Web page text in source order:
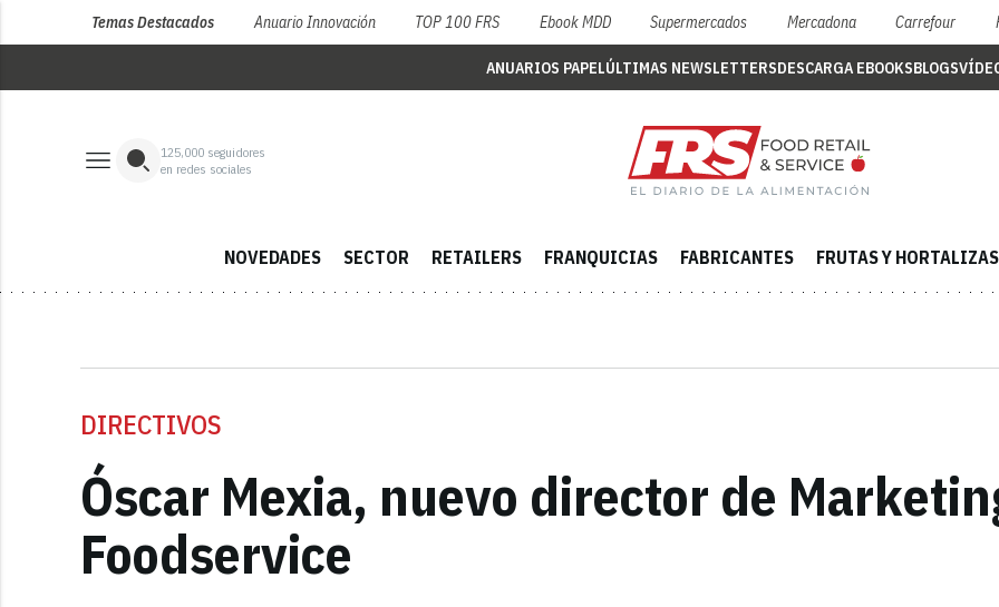
Temas Destacados Anuario Innovación TOP 100 FRS Ebook MDD Supermercados Mercadona Carrefour
ANUARIOS PAPELÚLTIMAS NEWSLETTERSDESCARGA EBOOKSBLOGS
125,000 seguidores
en redes sociales
NOVEDADES SECTOR RETAILERS FRANQUICIAS FABRICANTES FRUTAS Y HORTALIZAS
DIRECTIVOS
Óscar Mexia, nuevo director de
Foodservice